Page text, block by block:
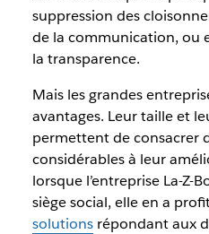
suppression des
de la communication, ou
la transparence.
Mais les grandes
avantages. Leur taille et
permettent de consacrer
considérables à leur
lorsque l’entreprise La-Z-
siège social, elle en a
solutionsrépondant aux